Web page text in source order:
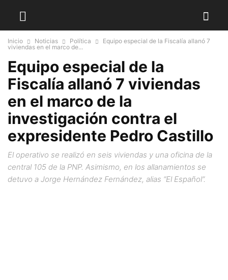
Inicio Noticias Política
Equipo especial de la Fiscalía allanó 7
viviendas en el marco de...
Equipo especial de la
Fiscalía allanó 7 viviendas
en el marco de la
investigación contra el
expresidente Pedro Castillo
El operativo se realizó en seis viviendas y una oficina de la
central 105 de la PNP. Asimismo, en los allanamientos se
detuvo a Jorge Hernández Fernández, alias “El Español”.